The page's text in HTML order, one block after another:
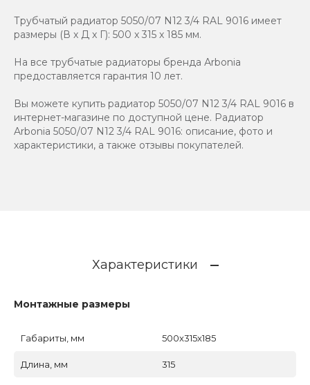
Трубчатый радиатор 5050/07 N12 3/4 RAL 9016 имеет
размеры (В x Д x Г): 500 x 315 x 185 мм.
На все трубчатые радиаторы бренда Аrbonia
предоставляется гарантия 10 лет.
Вы можете купить радиатор 5050/07 N12 3/4 RAL 9016 в
интернет-магазине по доступной цене. Радиатор
Arbonia 5050/07 N12 3/4 RAL 9016: описание, фото и
характеристики, а также отзывы покупателей.
Характеристики
Монтажные размеры
Габариты, мм 500x315x185
Длина, мм 315